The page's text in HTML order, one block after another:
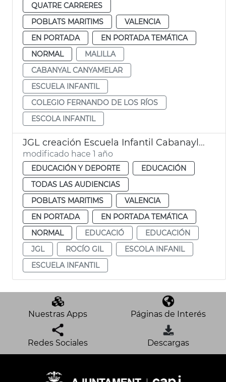
QUATRE CARRERES
POBLATS MARITIMS
VALENCIA
EN PORTADA
EN PORTADA TEMÁTICA
NORMAL
MALILLA
CABANYAL CANYAMELAR
ESCUELA INFANTIL
COLEGIO FERNANDO DE LOS RÍOS
ESCOLA INFANTIL
JGL creación Escuela Infantil Cabanayl-Canyamelar
modificado hace 1 año
EDUCACIÓN Y DEPORTE
EDUCACIÓN
TODAS LAS AUDIENCIAS
POBLATS MARITIMS
VALENCIA
EN PORTADA
EN PORTADA TEMÁTICA
NORMAL
EDUCACIÓ
EDUCACIÓN
JGL
ROCÍO GIL
ESCOLA INFANIL
ESCUELA INFANTIL
Nuestras Apps Páginas de Interés
Redes Sociales Descargas